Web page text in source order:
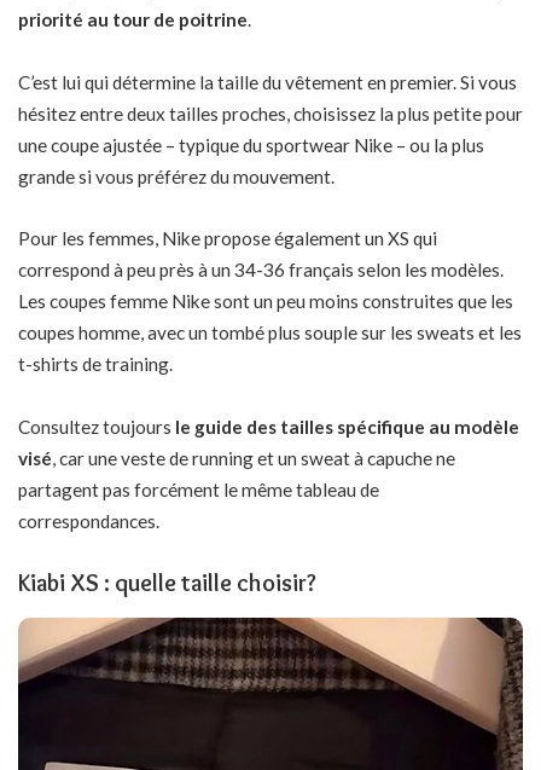
priorité au tour de poitrine.
C’est lui qui détermine la taille du vêtement en premier. Si vous
hésitez entre deux tailles proches, choisissez la plus petite pour
une coupe ajustée – typique du sportwear Nike – ou la plus
grande si vous préférez du mouvement.
Pour les femmes, Nike propose également un XS qui
correspond à peu près à un 34-36 français selon les modèles.
Les coupes femme Nike sont un peu moins construites que les
coupes homme, avec un tombé plus souple sur les sweats et les
t-shirts de training.
Consultez toujours le guide des tailles spécifique au modèle
visé , car une veste de running et un sweat à capuche ne
partagent pas forcément le même tableau de
correspondances.
Kiabi XS : quelle taille choisir?